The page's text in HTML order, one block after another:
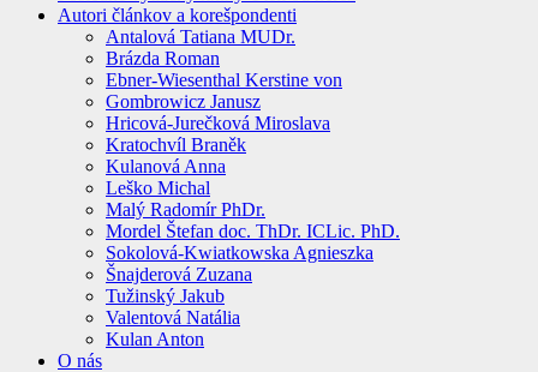
Autori článkov a korešpondenti
Antalová Tatiana MUDr.
Brázda Roman
Ebner-Wiesenthal Kerstine von
Gombrowicz Janusz
Hricová-Jurečková Miroslava
Kratochvíl Braněk
Kulanová Anna
Leško Michal
Malý Radomír PhDr.
Mordel Štefan doc. ThDr. ICLic. PhD.
Sokolová-Kwiatkowska Agnieszka
Šnajderová Zuzana
Tužinský Jakub
Valentová Natália
Kulan Anton
O nás